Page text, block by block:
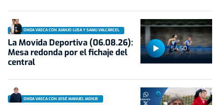
54:50
ONDA VASCA CON JUANJO LUSA Y SAMU VALCÁRCEL
La Movida Deportiva (06.08.26):
Mesa redonda por el fichaje del
central
ONDA VASCA CON JOSÉ MANUEL MONJE